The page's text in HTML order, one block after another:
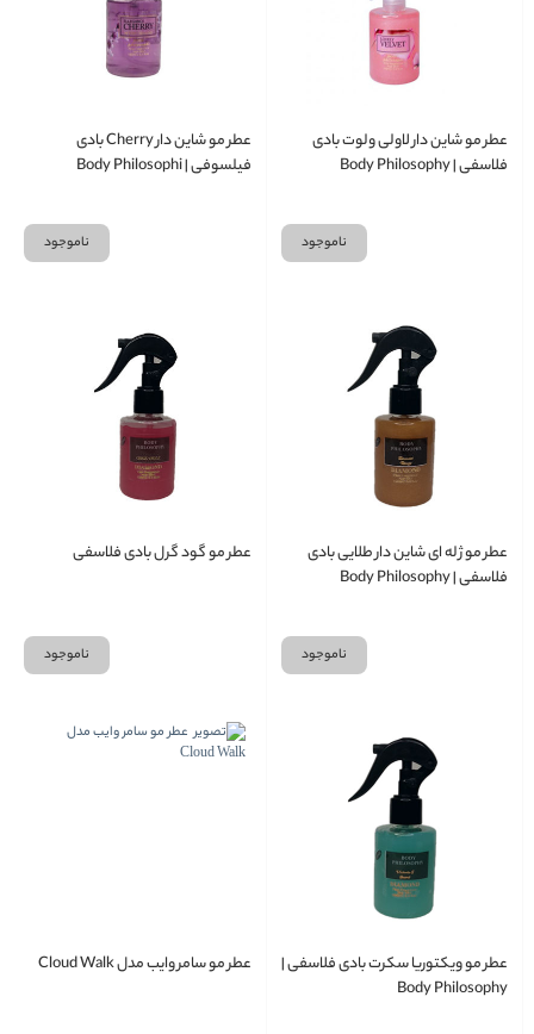
عطر مو شاین دار لاولی ولوت بادی
فلاسفی | Body Philosophy
ناموجود
عطر مو شاین دار Cherry بادی
فیلسوفی | Body Philosophi
ناموجود
عطر مو ژله ای شاین دار طلایی بادی
فلاسفی | Body Philosophy
ناموجود
عطر مو گود گرل بادی فلاسفی
ناموجود
عطر مو ویکتوریا سکرت بادی فلاسفی |
Body Philosophy
عطر مو سامر وایب مدل Cloud Walk